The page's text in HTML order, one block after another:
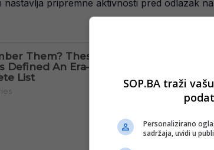
nastavlja pripremne aktivnosti pred odlazak
SOP.BA traži
Personalizirano
sadržaja, uvidi u